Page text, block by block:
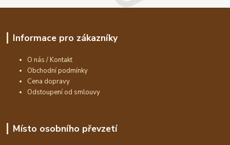
Informace pro zákazníky
O nás / Kontakt
Obchodní podmínky
Cena dopravy
Odstoupení od smlouvy
Místo osobního převzetí